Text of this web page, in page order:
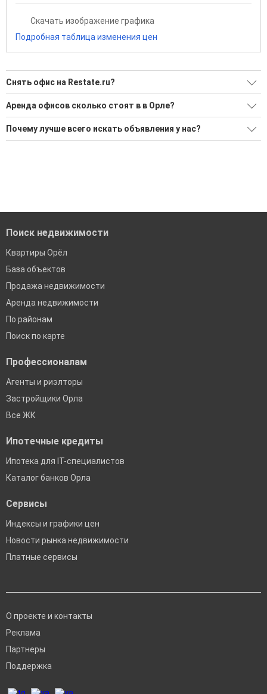
Скачать изображение графика
Подробная таблица изменения цен
Снять офис на Restate.ru?
Ищите, как Снять офис?
2 актуальных и проверенных объявления
Воспользуйтесь нашим поиском по новостройкам, для
Аренда офисов сколько стоят в в Орле?
Минимальная цена: 31 313 Р. Максимальная цена: 53 333 Р;
Средняя: 42 323 Р
Почему лучше всего искать объявления у нас?
Поиск недвижимости
Квартиры Орёл
База объектов
Продажа недвижимости
Аренда недвижимости
По районам
Поиск по карте
Профессионалам
Агенты и риэлторы
Застройщики Орла
Все ЖК
Ипотечные кредиты
Ипотека для IT-специалистов
Каталог банков Орла
Сервисы
Индексы и графики цен
Новости рынка недвижимости
Платные сервисы
О проекте и контакты
Реклама
Партнеры
Поддержка